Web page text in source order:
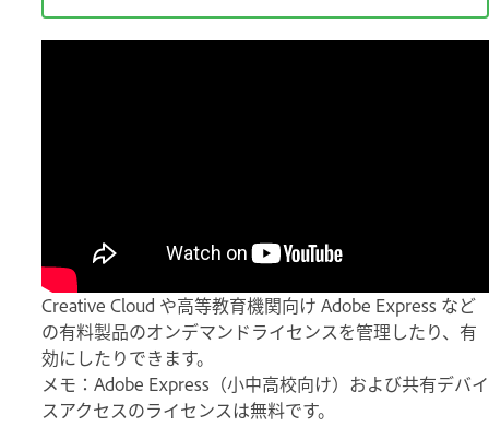
Creative Cloud や高等教育機関向け Adobe Express など
の有料製品のオンデマンドライセンスを管理したり、有
効にしたりできます。
メモ：Adobe Express（小中高校向け）および共有デバイ
スアクセスのライセンスは無料です。